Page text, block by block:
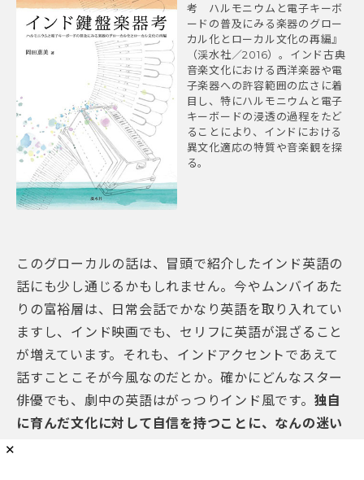
考 ハルモニウムと電子キーボ
ードの普及にみる楽器のグロー
カル化とローカル文化の再編』
（渓水社／2016）。インド古典
音楽文化における西洋楽器や電
子楽器への許容範囲の広さに着
目し、特にハルモニウムと電子
キーボードの浸透の過程をたど
ることにより、インドにおける
異文化適応の特質や音楽観を探
る。
このグローカルの話は、冒頭で紹介したインド英語の
話にも少し通じるかもしれません。今やムンバイあた
りの富裕層は、日常会話でかなり英語を取り入れてい
ますし、インド映画でも、セリフに英語が混ざること
が増えています。それも、インドアクセントであえて
話すことこそが今風なのだとか。確かにどんなスター
俳優でも、劇中の英語はがっつりインド風です。 独自
に育んだ文化に対して自信を持つことに、なんの迷い
✕